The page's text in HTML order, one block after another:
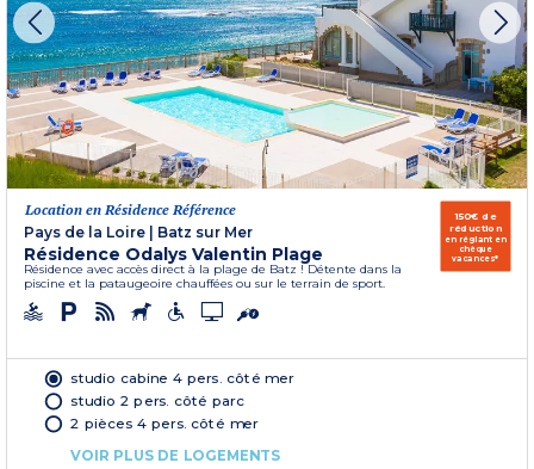
Location en Résidence Référence
Pays de la Loire
Batz sur Mer
Résidence Odalys Valentin Plage
Résidence avec accès direct à la plage de Batz ! Détente dans la
piscine et la pataugeoire chauffées ou sur le terrain de sport.
150€ de
réduction
en réglant en
chèque
vacances*
studio cabine 4 pers. côté mer
studio 2 pers. côté parc
2 pièces 4 pers. côté mer
VOIR PLUS DE LOGEMENTS